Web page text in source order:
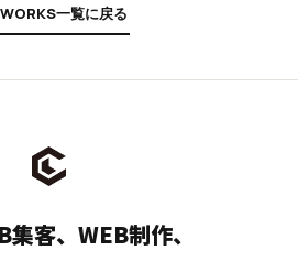
WORKS一覧に戻る
集客、WEB制作、